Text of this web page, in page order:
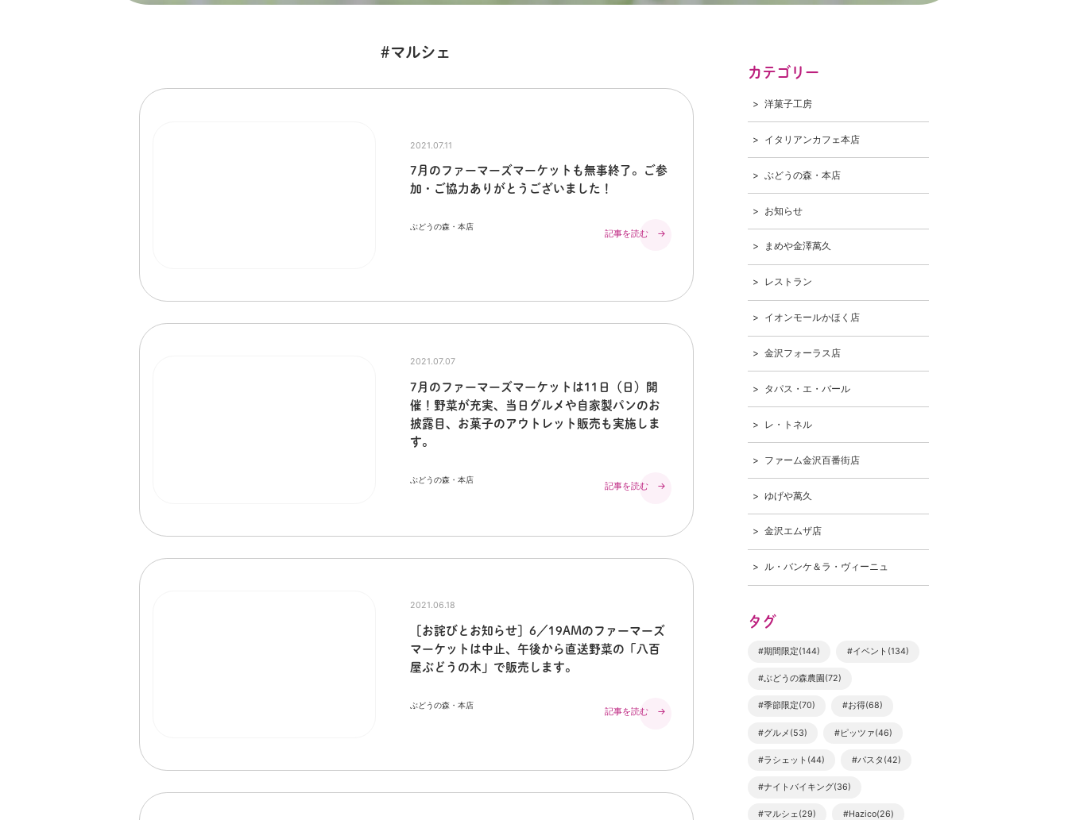
#マルシェ
2021.07.11
7月のファーマーズマーケットも無事終了。ご参
加・ご協力ありがとうございました！
ぶどうの森・本店
記事を読む →
2021.07.07
7月のファーマーズマーケットは11日（日）開
催！野菜が充実、当日グルメや自家製パンのお
披露目、お菓子のアウトレット販売も実施しま
す。
ぶどうの森・本店
記事を読む →
2021.06.18
［お詫びとお知らせ］6／19AMのファーマーズ
マーケットは中止、午後から直送野菜の「八百
屋ぶどうの木」で販売します。
ぶどうの森・本店
記事を読む →
カテゴリー
洋菓子工房
イタリアンカフェ本店
ぶどうの森・本店
お知らせ
まめや金澤萬久
レストラン
イオンモールかほく店
金沢フォーラス店
タパス・エ・バール
レ・トネル
ファーム金沢百番街店
ゆげや萬久
金沢エムザ店
ル・バンケ＆ラ・ヴィーニュ
タグ
#期間限定(144) #イベント(134)
#ぶどうの森農園(72)
#季節限定(70) #お得(68)
#グルメ(53) #ピッツァ(46)
#ラシェット(44) #パスタ(42)
#ナイトバイキング(36)
#マルシェ(29) #Hazico(26)